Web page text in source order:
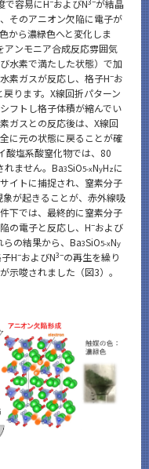
で容易にH およびN
が結晶
そのアニオン欠陥に電子が
から濃緑色へと変化しま
アンモニア合成反応雰囲気
水素で満たした状態）で加
素ガスが反応し、格子H−お
ります。X線回折パターン
フトし格子体積が縮んでい
ガスとの反応後は、X線回
に元の状態に戻ることが確
酸塩系酸窒化物では、80
れません。Ba3SiO5-xNyHzに
イトに捕捉され、窒素分子
が起きることが、赤外線吸
下では、最終的に窒素分子
の電子と反応し、H−および
らの結果から、Ba3SiO5-xNy
H−およびN3−の再生を繰り
示唆されました（図3）。